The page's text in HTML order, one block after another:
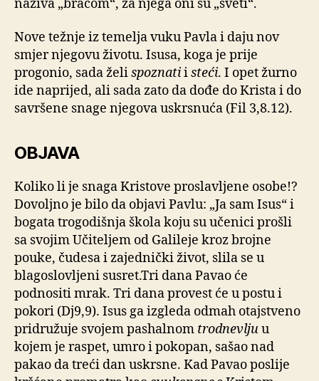
naziva „braćom“, za njega oni su „sveti“.
Nove težnje iz temelja vuku Pavla i daju nov
smjer njegovu životu. Isusa, koga je prije
progonio, sada želispoznatiisteći. I opet žurno
ide naprijed, ali sada zato da dođe do Krista i do
savršene snage njegova uskrsnuća (Fil 3,8.12).
OBJAVA
Koliko li je snaga Kristove proslavljene osobe!?
Dovoljno je bilo da objavi Pavlu: „Ja sam Isus“ i
bogata trogodišnja škola koju su učenici prošli
sa svojim Učiteljem od Galileje kroz brojne
pouke, čudesa i zajednički život, slila se u
blagoslovljeni susret.Tri dana Pavao će
podnositi mrak. Tri dana provest će u postu i
pokori (Dj9,9). Isus ga izgleda odmah otajstveno
pridružuje svojem pashalnom trodnevljuu
kojem je raspet, umro i pokopan, sašao nad
pakao da treći dan uskrsne. Kad Pavao poslije